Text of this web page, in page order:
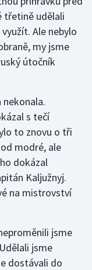
třetině udělali
Ale nebylo
my jsme
útočník
s tečí
to znovu o tři
modré, ale
dokázal
Kaljužnyj.
na mistrovství
jsme
jsme
dostávali do